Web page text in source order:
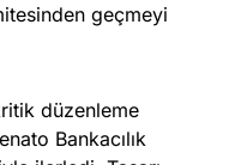
geçmeyi
düzenleme
Bankacılık